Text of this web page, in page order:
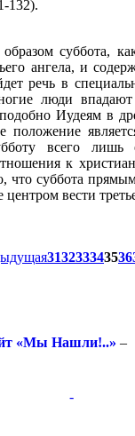
132).
суббота,
ангела, и
речь в
люди впадают
Иудеям в
положение
всего
к
что суббота
центром вести
313233343536
«Мы Нашли!..» –
-